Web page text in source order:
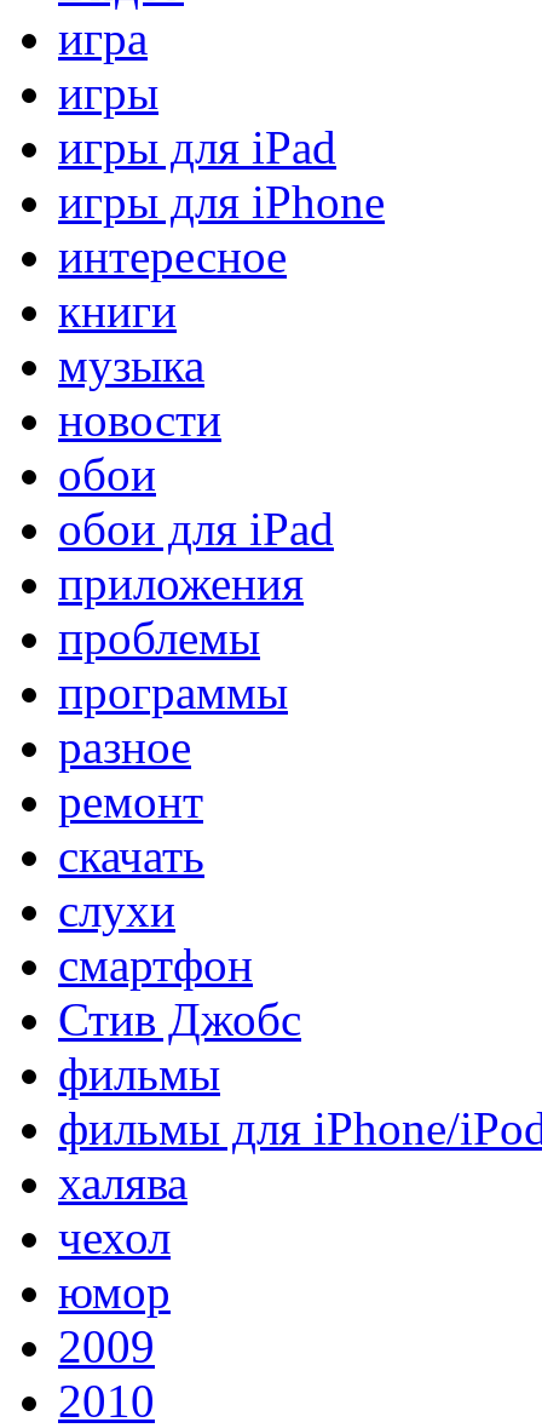
игра
игры
игры для iPad
игры для iPhone
интересное
книги
музыка
новости
обои
обои для iPad
приложения
проблемы
программы
разное
ремонт
скачать
слухи
смартфон
Стив Джобс
фильмы
фильмы для iPhone/
халява
чехол
юмор
2009
2010